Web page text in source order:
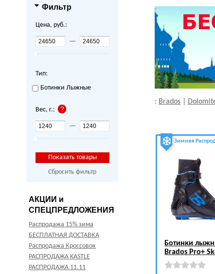
Фильтр
Цена, руб.:
—
Тип:
Ботинки Лыжные
Вес, г.:
—
Сбросить фильтр
АКЦИИ и
СПЕЦПРЕДЛОЖЕНИЯ
Распродажа 15% зима
БЕСПЛАТНАЯ ДОСТАВКА
Распродажа Кроссовок
РАСПРОДАЖА KASTLE
РАСПРОДАЖА 11.11
: Brados
Зимняя
Ботинки
Brados Pro+